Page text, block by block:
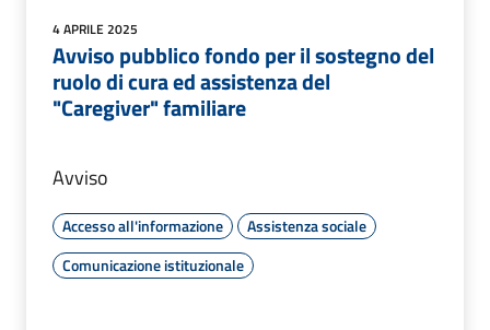
4 APRILE 2025
Avviso pubblico fondo per il sostegno del
ruolo di cura ed assistenza del
"Caregiver" familiare
Avviso
Accesso all'informazione
Assistenza sociale
Comunicazione istituzionale